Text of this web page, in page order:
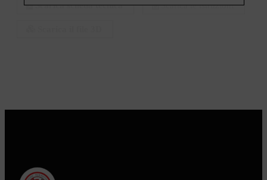
Scarica scheda tecnica Scarica le istruzioni